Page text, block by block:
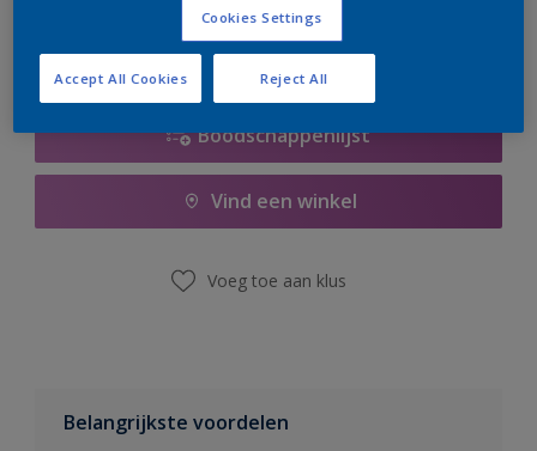
Boodschappenlijst
Vind een winkel
Voeg toe aan klus
Belangrijkste voordelen
Cookies Settings
Reject All
Accept All Cookies